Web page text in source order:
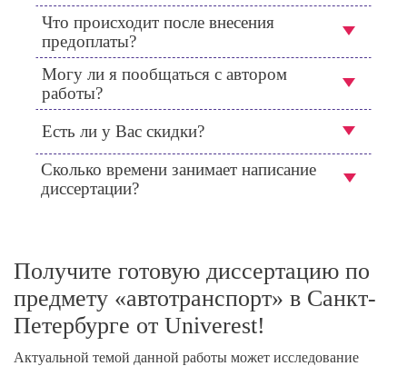
Что происходит после внесения
предоплаты?
Могу ли я пообщаться с автором
работы?
Есть ли у Вас скидки?
Сколько времени занимает написание
диссертации?
Получите готовую диссертацию по
предмету «автотранспорт» в Санкт-
Петербурге от Univerest!
Актуальной темой данной работы может исследование